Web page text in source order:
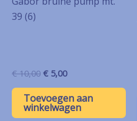
39 (6)
€10,00 Oorspronkelijke
was:
€ 10,00.
€ 5,00Huidige
is:
€ 5,00.
Toevoegen aan
winkelwagen